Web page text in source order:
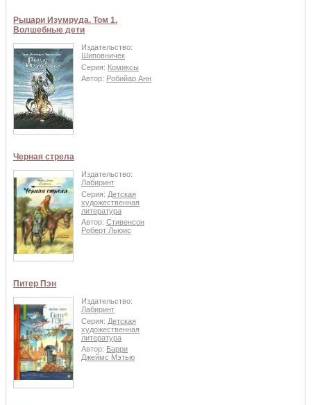
Рыцари Изумруда. Том 1.
Волшебные дети
Издательство:
Шиповничек
Серия: Комиксы
Автор: Робийар Анн
Черная стрела
Издательство:
Лабиринт
Серия: Детская
художественная
литература
Автор: Стивенсон
Роберт Льюис
Питер Пэн
Издательство:
Лабиринт
Серия: Детская
художественная
литература
Автор: Барри
Джеймс Мэтью